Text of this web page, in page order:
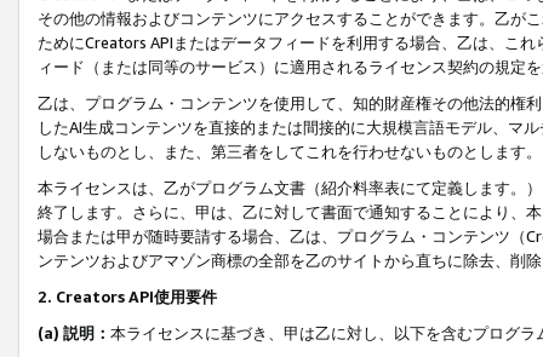
その他の情報およびコンテンツにアクセスすることができます。乙が
ためにCreators APIまたはデータフィードを利用する場合、乙は、こ
ィード（または同等のサービス）に適用されるライセンス契約の規定
乙は、プログラム・コンテンツを使用して、知的財産権その他法的権
したAI生成コンテンツを直接的または間接的に大規模言語モデル、マ
しないものとし、また、第三者をしてこれを行わせないものとします。
本ライセンスは、乙がプログラム文書（紹介料率表にて定義します。
終了します。さらに、甲は、乙に対して書面で通知することにより、
場合または甲が随時要請する場合、乙は、プログラム・コンテンツ（
ンテンツおよびアマゾン商標の全部を乙のサイトから直ちに除去、削
2. Creators API使用要件
(a) 説明： 本ライセンスに基づき、甲は乙に対し、以下を含むプログ